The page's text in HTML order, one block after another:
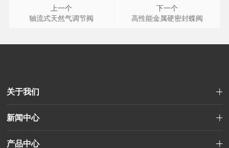
上一个
轴流式天然气调节阀
下一个
高性能金属硬密封蝶阀
关于我们
新闻中心
产品中心